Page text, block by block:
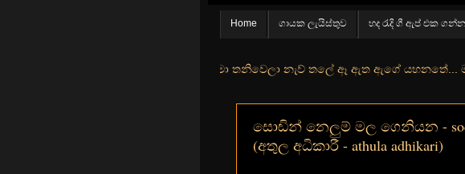
Home ගායක ලැයිස්තුව හද රැදි ගී ඇප් එක ගන්න
මුහුදු තීරේ ගල් මල් පිපුන යායේ මා තනිවෙලා නැව් තලේ ඈ ඇත ඇගේ යහනතේ... මා එතෙර ආ
සොඬින් නෙලුම් මල ගෙනියන -
(අතුල අධිකාරී - athula adhikari)